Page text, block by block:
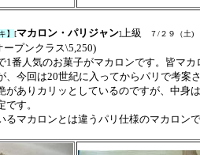
】 [マカロン・パリジャン]上級 ７/２９（土)
ープンクラス\5,250)
1番人気のお菓子がマカロンです。皆マ
、今回は20世紀に入ってからパリで考案
がありカリッとしているのですが、中身
す。
るマカロンとは違うパリ仕様のマカロンで